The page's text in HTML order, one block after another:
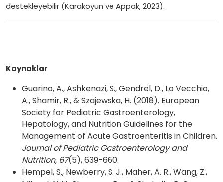
destekleyebilir (Karakoyun ve Appak, 2023).
Kaynaklar
Guarino, A., Ashkenazi, S., Gendrel, D., Lo Vecchio,
A., Shamir, R., & Szajewska, H. (2018). European
Society for Pediatric Gastroenterology,
Hepatology, and Nutrition Guidelines for the
Management of Acute Gastroenteritis in Children.
Journal of Pediatric Gastroenterology and
Nutrition, 67(5), 639-660.
Hempel, S., Newberry, S. J., Maher, A. R., Wang, Z.,